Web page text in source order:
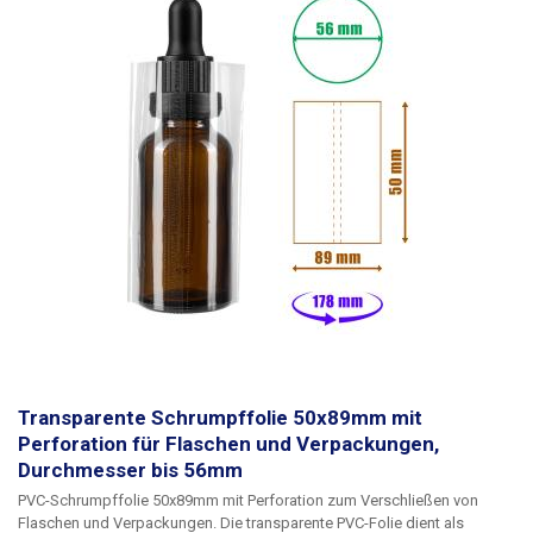
einer Heißluftpistole oder in einem Heißlufttunnel geschrumpft wird . Die
Folie ist perforiert, sodass die geschrumpfte Folie durch Abreißen des
perforierten Teils von der Flasche entfernt werden kann.
Schrumpfen passt sich die Folie stets selbstständig der Form der
weshalb sie auch für Verpackungen mit unregelmäßiger
Form oder Vorsprüngen verwendet werden kann. Die auf dem Bild
gezeigte Flasche dient nur zur Veranschaulichung;
alle ähnlichen Flaschen, Verpackungen und Tuben mit einem
Durchmesser von bis zu 48 mm verwendet werden.
Zum Schrumpfen
empfiehlt sich die Verwendung einer Heißluftpistole zusammen mit
einem Aufsatz. Die Flasche ist nicht im Lieferumfang enthalten.
Verpackung: 1 StückPVC-Schrumpffolie 45 x 70 mm
Transparente Schrumpffolie 50x89mm mit
Perforation für Flaschen und Verpackungen,
Durchmesser bis 56mm
PVC-Schrumpffolie 50x89mm mit Perforation zum Verschließen von
Flaschen und Verpackungen. Die transparente PVC-Folie dient als